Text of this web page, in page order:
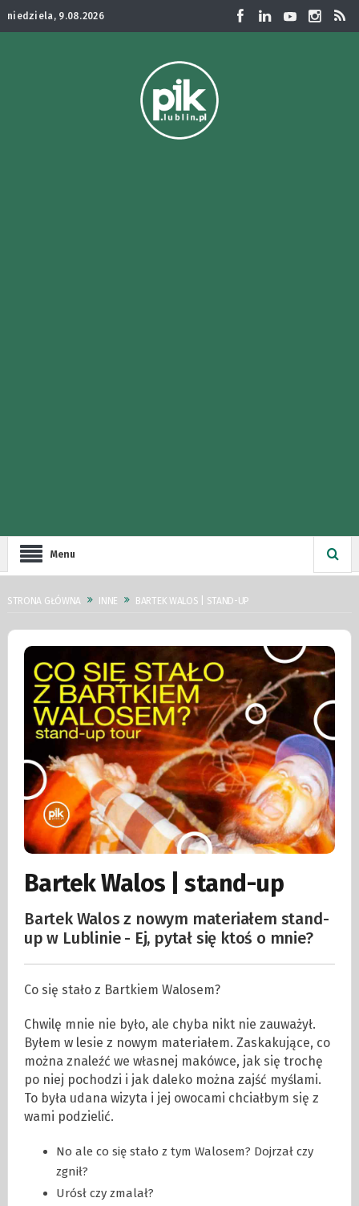
niedziela, 9.08.2026
Menu
STRONA GŁÓWNA INNE BARTEK WALOS | STAND-UP
Bartek Walos | stand-up
Bartek Walos z nowym materiałem stand-
up w Lublinie - Ej, pytał się ktoś o mnie?
Co się stało z Bartkiem Walosem?
Chwilę mnie nie było, ale chyba nikt nie zauważył.
Byłem w lesie z nowym materiałem. Zaskakujące, co
można znaleźć we własnej makówce, jak się trochę
po niej pochodzi i jak daleko można zajść myślami.
To była udana wizyta i jej owocami chciałbym się z
wami podzielić.
No ale co się stało z tym Walosem? Dojrzał czy
zgnił?
Urósł czy zmalał?